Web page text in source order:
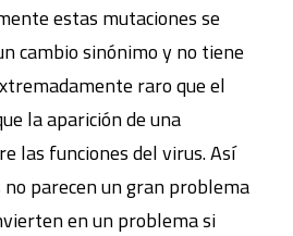
estas mutaciones se
cambio sinónimo y no tiene
raro que el
la aparición de una
las funciones del virus. Así
parecen un gran problema
en un problema si